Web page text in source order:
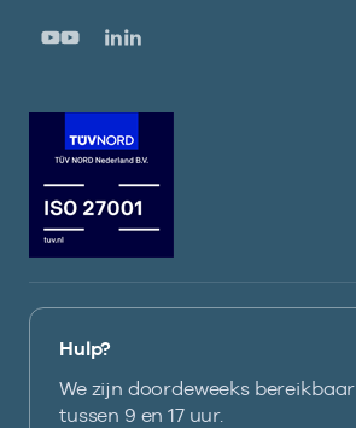
Hulp?
We zijn doordeweeks bereikbaar
tussen 9 en 17 uur.